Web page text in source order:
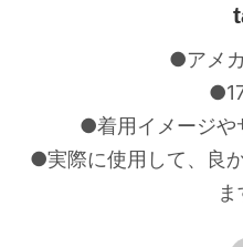
●アメ
●着用イメージや
●実際に使用して、良
ま